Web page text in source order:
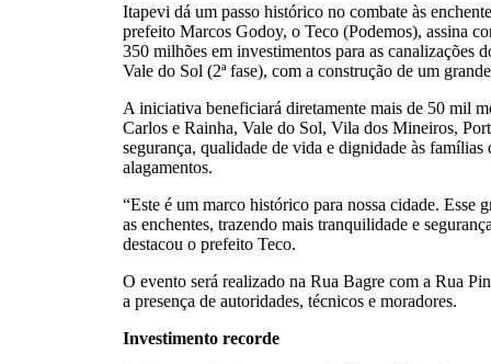
Itapevi dá um passo histórico no combate às
prefeito Marcos Godoy, o Teco (Podemos), assina
350 milhões em investimentos para as canalizações
Vale do Sol (2ª fase), com a construção de um
A iniciativa beneficiará diretamente mais de 50 mil
Carlos e Rainha, Vale do Sol, Vila dos Mineiros,
segurança, qualidade de vida e dignidade às famílias
alagamentos.
“Este é um marco histórico para nossa cidade. Esse
as enchentes, trazendo mais tranquilidade e
destacou o prefeito Teco.
O evento será realizado na Rua Bagre com a Rua
a presença de autoridades, técnicos e moradores.
Investimento recorde